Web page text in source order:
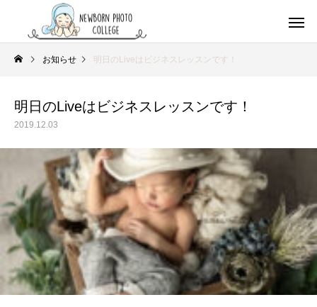
お知らせ 明日のLiveはビジネスレッスンです！
明日のLiveはビジネスレッスンです！
2019.12.03